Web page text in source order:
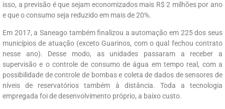
isso, a previsão é que sejam economizados mais R$ 2 milhões por ano
e que o consumo seja reduzido em mais de 20%.
Em 2017, a Saneago também finalizou a automação em 225 dos seus
municípios de atuação (exceto Guarinos, com o qual fechou contrato
nesse ano). Desse modo, as unidades passaram a receber a
supervisão e o controle de consumo de água em tempo real, com a
possibilidade de controle de bombas e coleta de dados de sensores de
níveis de reservatórios também à distância. Toda a tecnologia
empregada foi de desenvolvimento próprio, a baixo custo.